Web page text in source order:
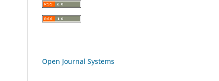
Open Journal Systems